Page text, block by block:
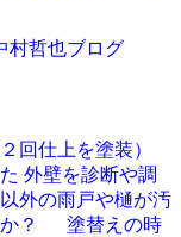
村哲也ブログ
回仕上を塗装）
外壁を診断や調
外の雨戸や樋が汚
か？ 塗替えの時